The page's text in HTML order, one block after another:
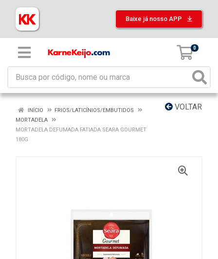
Baixe já nosso APP
0
VOLTAR
INÍCIO
FRIOS/LATICÍNIOS/EMBUTIDOS
MORTADELA
MORTADELA DEFUMADA FATIADA SEARA GOURMET
180G